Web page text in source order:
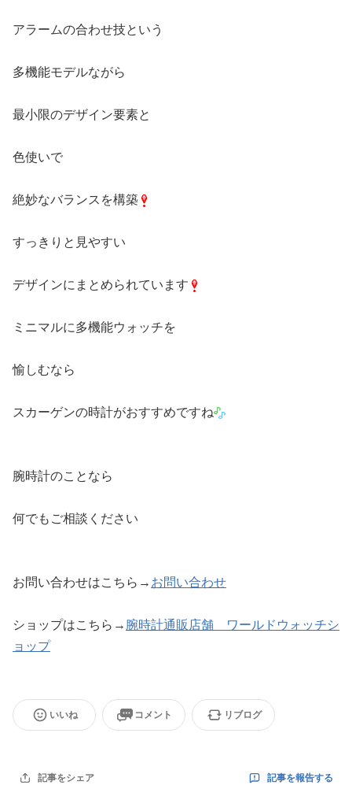
アラームの合わせ技という
多機能モデルながら
最小限のデザイン要素と
色使いで
絶妙なバランスを構築
すっきりと見やすい
デザインにまとめられています
ミニマルに多機能ウォッチを
愉しむなら
スカーゲンの時計がおすすめですね
腕時計のことなら
何でもご相談ください
お問い合わせはこちら→ お問い合わせ
ショップはこちら→ 腕時計通販店舗 ワールドウォッチシ
ョップ
いいね コメント リブログ
記事をシェア 記事を報告する